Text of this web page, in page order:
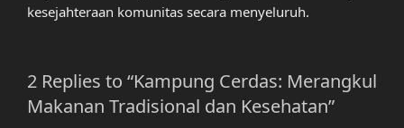
kesejahteraan komunitas secara menyeluruh.
2 Replies to “Kampung Cerdas: Merangkul
Makanan Tradisional dan Kesehatan”